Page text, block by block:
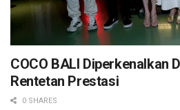
COCO BALI Diperkenalkan
Rentetan Prestasi
0 SHARES